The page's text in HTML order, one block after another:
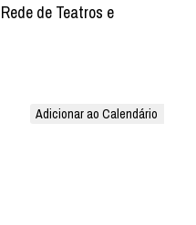
de Teatros e
Adicionar ao Calendário